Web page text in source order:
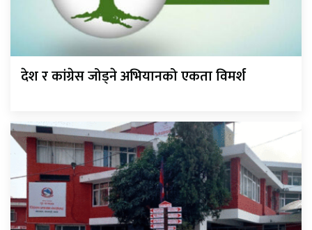
देश र कांग्रेस जोड्ने अभियानको एकता विमर्श